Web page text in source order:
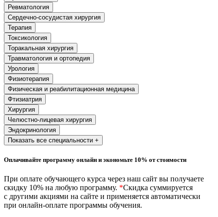
хозяйственной деятельностью
Техника-технологии
Прикладная геология, горное дело,
нефтегазовое дело и геодезия
Техника и технологии наземного
транспорта
Техника и технологии строительства
Ядерная энергетика и технологии
Культура и спорт
Физкультура и спорт
Сервис и туризм
Ревматология
Сердечно-сосудистая хирургия
Терапия
Токсикология
Торакальная хирургия
Травматология и ортопедия
Урология
Физиотерапия
Физическая и реабилитационная медицина
Фтизиатрия
Хирургия
Челюстно-лицевая хирургия
Эндокринология
Показать все специальности +
Оплачивайте программу онлайн и экономьте 10% от стоимости
При оплате обучающего курса через наш сайт вы получаете
скидку 10% на любую программу. *Скидка суммируется
с другими акциями на сайте и применяется автоматически
при онлайн-оплате программы обучения.